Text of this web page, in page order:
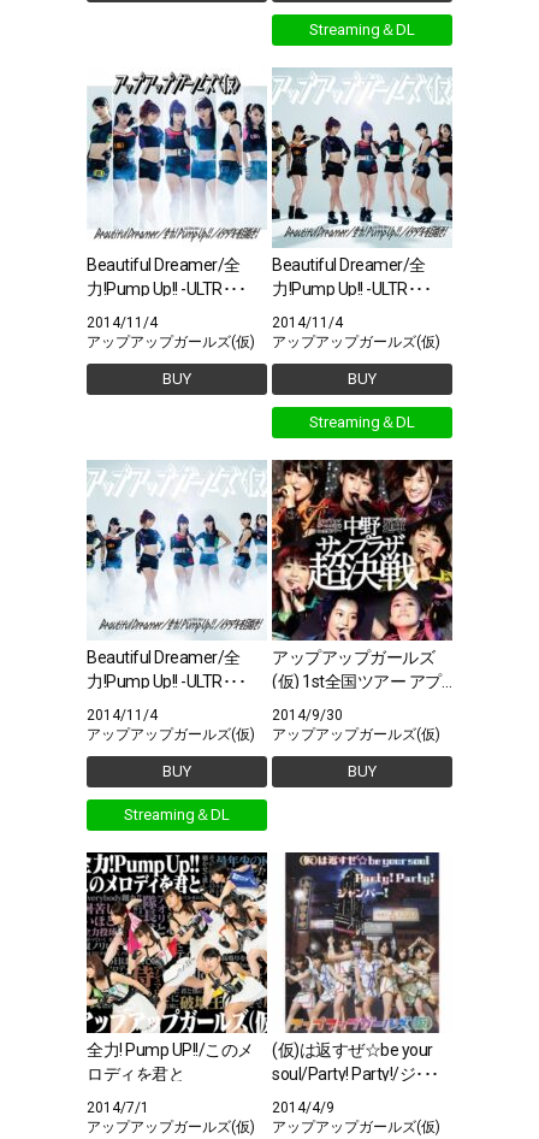
Streaming＆DL
Beautiful Dreamer/全
力!Pump Up!! -ULTR･･･
2014/11/4
アップアップガールズ(仮)
BUY
Beautiful Dreamer/全
力!Pump Up!! -ULTR･･･
2014/11/4
アップアップガールズ(仮)
BUY
Streaming＆DL
Beautiful Dreamer/全
力!Pump Up!! -ULTR･･･
2014/11/4
アップアップガールズ(仮)
BUY
Streaming＆DL
アップアップガールズ
(仮) 1st全国ツアー アプ
ガ第二章(仮)進軍 ～･･･
2014/9/30
アップアップガールズ(仮)
BUY
全力! Pump UP!!/このメ
ロディを君と
2014/7/1
アップアップガールズ(仮)
(仮)は返すぜ☆be your
soul/Party! Party!/ジ･･･
2014/4/9
アップアップガールズ(仮)